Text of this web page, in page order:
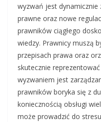
wyzwań jest
prawne oraz nowe
prawników ciągłego
wiedzy. Prawnicy muszą
przepisach prawa oraz
skutecznie
wyzwaniem jest
prawników boryka się z
koniecznością obsługi
może prowadzić do